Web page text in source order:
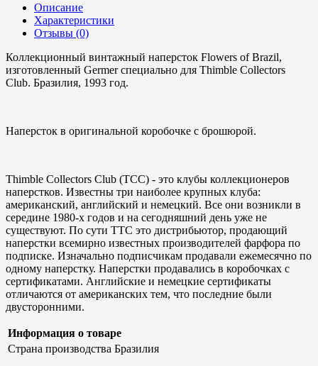
Описание
Характеристики
Отзывы (0)
Коллекционный винтажный наперсток Flowers of Brazil,
изготовленный Germer специально для Thimble Collectors
Club. Бразилия, 1993 год.
Наперсток в оригинальной коробочке с брошюрой.
Thimble Collectors Club (TCC) - это клубы коллекционеров
наперстков. Известны три наиболее крупных клуба:
американский, английский и немецкий. Все они возникли в
середине 1980-х годов и на сегодняшний день уже не
существуют. По сути TTC это дистрибьютор, продающий
наперстки всемирно известных производителей фарфора по
подписке. Изначально подписчикам продавали ежемесячно по
одному наперстку. Наперстки продавались в коробочках с
сертификатами. Английские и немецкие сертификаты
отличаются от американских тем, что последние были
двусторонними.
Информация о товаре
Страна производства Бразилия